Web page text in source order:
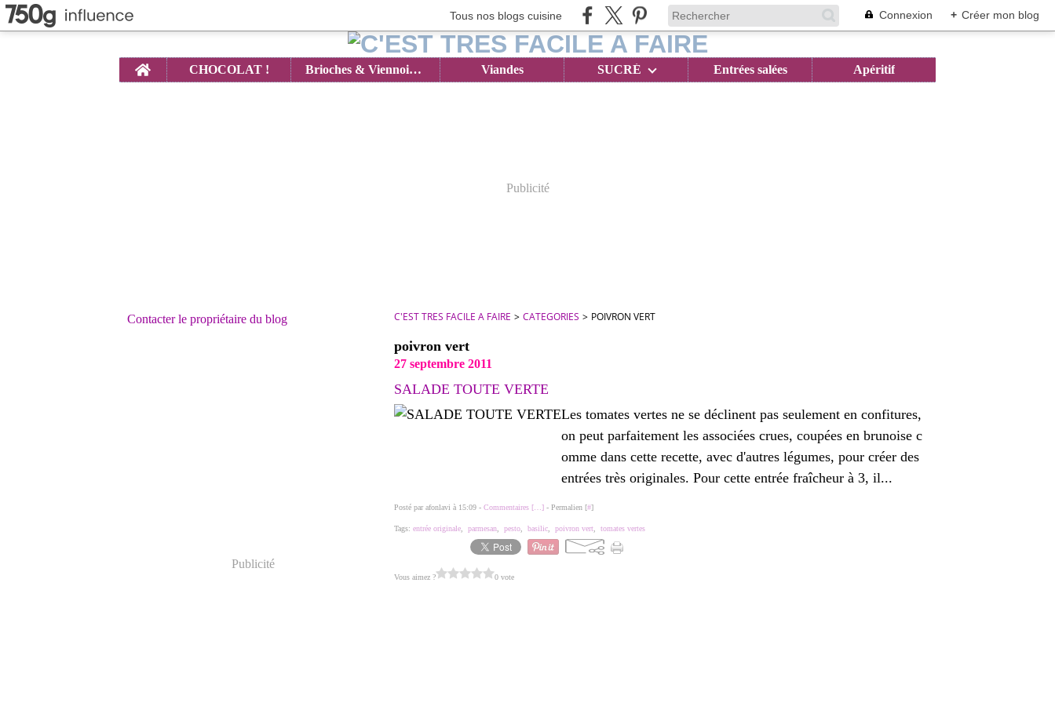
Tous nos blogs cuisine Connexion + Créer mon blog
Home CHOCOLAT ! Brioches & Viennoiseries Viandes SUCRÉ Entrées salées Apéritif
Publicité
Contacter le propriétaire du blog
Publicité
C'EST TRES FACILE A FAIRE > CATEGORIES > POIVRON VERT
poivron vert
27 septembre 2011
SALADE TOUTE VERTE
Les tomates vertes ne se déclinent pas seulement en confitures,
on peut parfaitement les associées crues, coupées en brunoise c
omme dans cette recette, avec d'autres légumes, pour créer des
entrées très originales. Pour cette entrée fraîcheur à 3, il...
Posté par afonlavi à 15:09 - Commentaires [ ] - Permalien [#]
Tags: entrée originale parmesan pesto basilic poivron vert tomates vertes
Vous aimez ? 0 vote